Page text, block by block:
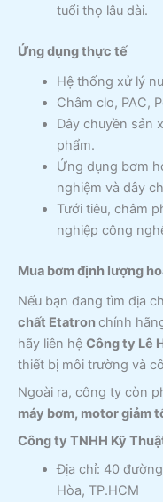
tuổi thọ lâu dài.
Ứng dụng thực tế
Hệ thống xử lý
Châm clo, PAC,
Dây chuyền sản
phẩm.
Ứng dụng bơm
nghiệm và dây
Tưới tiêu, châm
nghiệp công
Mua bơm định lượng
Nếu bạn đang tìm địa
chất Etatronchính
hãy liên hệ Công ty Lê
thiết bị môi trường và
Ngoài ra, công ty còn
máy bơm, motor giảm
Công ty TNHH Kỹ
Địa chỉ: 40
Hòa, TP.HCM